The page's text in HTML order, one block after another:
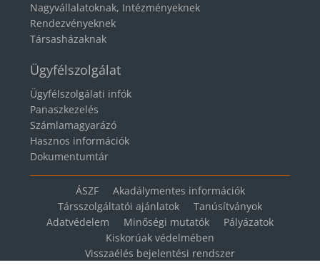
Nagyvállalatoknak, Intézményeknek
Rendezvényeknek
Társasházaknak
Ügyfélszolgálat
Ügyfélszolgálati infók
Panaszkezelés
Számlamagyarázó
Hasznos információk
Dokumentumtár
ÁSZF
Akadálymentes információk
Társszolgáltatói ajánlatok
Tanúsítványok
Adatvédelem
Minőségi mutatók
Pályázatok
Kiskorúak védelmében
Visszaélés bejelentési rendszer